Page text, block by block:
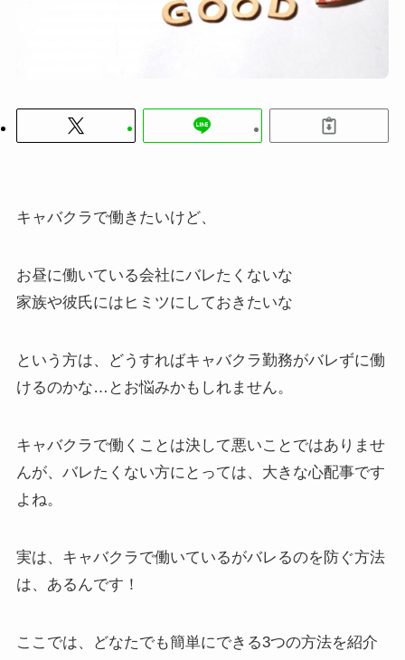
キャバクラで働きたいけど、
お昼に働いている会社にバレたくないな
家族や彼氏にはヒミツにしておきたいな
という方は、
どうすればキャバクラ勤務がバレずに働
けるのかな… とお悩みかもしれません。
キャバクラで働くことは決して悪いことではありませ
んが、バレたくない方にとっては、大きな心配事です
よね。
実は、 キャバクラで働いているがバレるのを防ぐ方法
は、あるんです！
ここでは、 どなたでも簡単にできる3つの方法を紹介